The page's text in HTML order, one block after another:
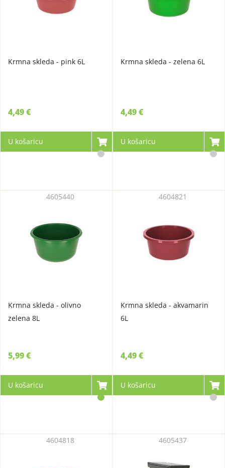
Krmna skleda - pink 6L
4,49 €
U košaricu
Krmna skleda - zelena 6L
4,49 €
U košaricu
Krmna skleda - olivno
zelena 8L
4605440
5,99 €
U košaricu
Krmna skleda - akvamarin
6L
4604821
4,49 €
U košaricu
4604818 4605437